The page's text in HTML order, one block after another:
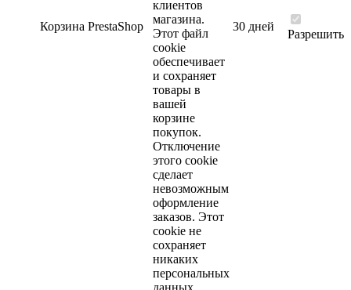
Корзина PrestaShop
клиентов
магазина.
Этот файл
cookie
обеспечивает
и сохраняет
товары в
вашей
корзине
покупок.
Отключение
этого cookie
сделает
невозможным
оформление
заказов. Этот
cookie не
сохраняет
никаких
персональных
данных
30 дней
Разрешить